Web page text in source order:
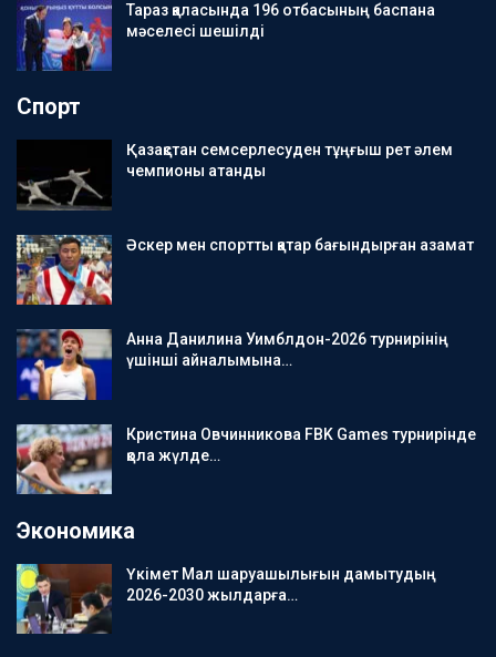
Тараз қаласында 196 отбасының баспана
мәселесі шешілді
Спорт
Қазақстан семсерлесуден тұңғыш рет әлем
чемпионы атанды
Әскер мен спортты қатар бағындырған азамат
Анна Данилина Уимблдон-2026 турнирінің
үшінші айналымына…
Кристина Овчинникова FBK Games турнирінде
қола жүлде…
Экономика
Үкімет Мал шаруашылығын дамытудың
2026-2030 жылдарға…